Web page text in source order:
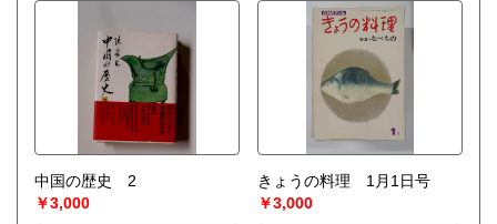
中国の歴史 2
￥3,000
きょうの料理 1月1日号
￥3,000